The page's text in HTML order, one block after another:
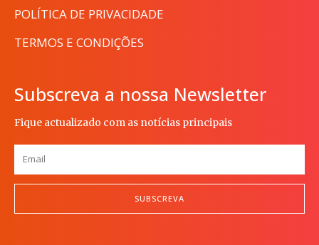
POLÍTICA DE PRIVACIDADE
TERMOS E CONDIÇÕES
Subscreva a nossa Newsletter
Fique actualizado com as notícias principais
SUBSCREVA